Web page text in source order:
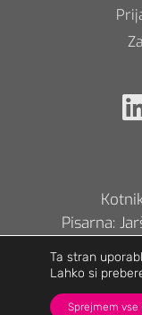
Pisarna:
Ta stran
Lahko si
Sprejmem vse